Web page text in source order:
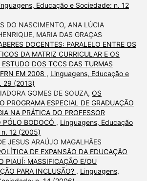
Educação e Sociedade: n. 12
DO NASCIMENTO, ANA LÚCIA
MARIA DAS GRAÇAS
DOCENTES: PARALELO ENTRE OS
DA MATRIZ CURRICULAR E OS
DOS TCCS DAS TURMAS
EM 2008 , Linguagens, Educação e
29 (2013)
GOMES DE SOUZA, OS
PROGRAMA ESPECIAL DE GRADUAÇÃO
NA PRÁTICA DO PROFESSOR
PÓLO BODOCÓ , Linguagens, Educação
12 (2005)
JESUS ARAÚJO MAGALHÃES
DE EXPANSÃO DA EDUCAÇÃO
PIAUÍ: MASSIFICAÇÃO E/OU
PARA INCLUSÃO? , Linguagens,